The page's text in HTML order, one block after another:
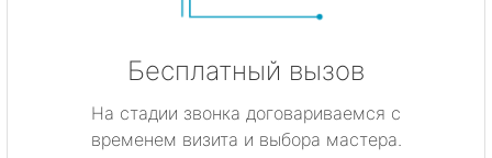
Бесплатный вызов
На стадии звонка договариваемся с
временем визита и выбора мастера.